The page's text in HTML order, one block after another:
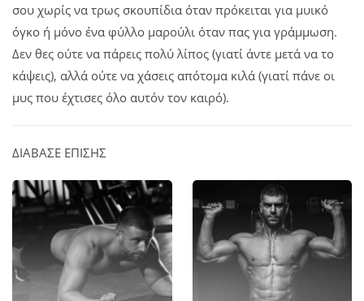
σου χωρίς να τρως σκουπίδια όταν πρόκειται για μυικό
όγκο ή μόνο ένα φύλλο μαρούλι όταν πας για γράμμωση.
Δεν θες ούτε να πάρεις πολύ λίπος (γιατί άντε μετά να το
κάψεις), αλλά ούτε να χάσεις απότομα κιλά (γιατί πάνε οι
μυς που έχτισες όλο αυτόν τον καιρό).
ΔΙΑΒΑΣΕ ΕΠΙΣΗΣ